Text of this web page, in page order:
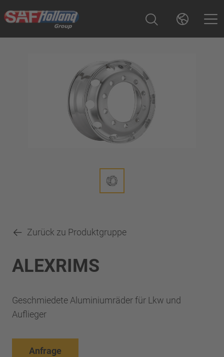
Zurück zu Produktgruppe
ALEXRIMS
Geschmiedete Aluminiumräder für Lkw und
Auflieger
Anfrage